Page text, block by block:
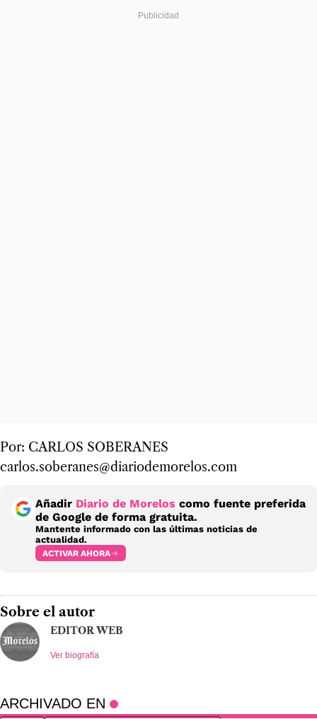
Por: CARLOS SOBERANES
carlos.soberanes@diariodemorelos.com
Añadir Diario de Morelos como fuente preferida
de Google de forma gratuita.
Mantente informado con las últimas noticias de
actualidad.
ACTIVAR AHORA
Sobre el autor
EDITOR WEB
Ver biografía
ARCHIVADO EN